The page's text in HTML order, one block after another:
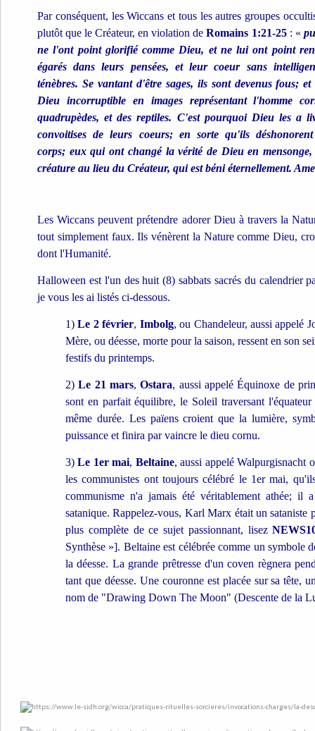
Par conséquent, les Wiccans et tous les autres groupes
plutôt que le Créateur, en violation deRomains 1:21-25: «
ne l'ont point glorifié comme Dieu, et ne lui ont point
égarés dans leurs pensées, et leur coeur sans
ténèbres. Se vantant d'être sages, ils sont devenus fous;et
Dieu incorruptible en images représentant l'homme
quadrupèdes, et des reptiles. C'est pourquoi Dieu les a
convoitises de leurs coeurs; en sorte qu'ils
corps; eux qui ont changé la vérité de Dieu en
créature au lieu du Créateur, qui est béni éternellement.
Les Wiccans peuvent prétendre adorer Dieu à travers la
tout simplement faux. Ils vénèrent la Nature comme Dieu,
dont l'Humanité.
Halloween est l'un des huit (8) sabbats sacrés du calendrier
je vous les ai listés ci-dessous.
1)Le 2 février, Imbolg, ou Chandeleur, aussi appelé
Mère, ou déesse, morte pour la saison, ressent en son
festifs du printemps.
2)Le 21 mars,Ostara, aussi appelé Équinoxe de
sont en parfait équilibre, le Soleil traversant
même durée. Les païens croient que la lumière,
puissance et finira par vaincre le dieu cornu.
3)Le 1er mai, Beltaine, aussi appelé Walpurgisnacht
les communistes ont toujours célébré le 1er mai,
communisme n'a jamais été véritablement athée; il
satanique. Rappelez-vous, Karl Marx était un sataniste
plus complète de ce sujet passionnant, lisez
Synthèse »]. Beltaine est célébrée comme un symbole
la déesse. La grande prêtresse d'un coven règnera
tant que déesse. Une couronne est placée sur sa tête,
nom de "Drawing Down The Moon" (Descente de la